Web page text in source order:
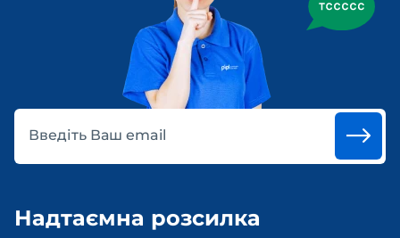
Введіть Ваш email
Надтаємна розсилка